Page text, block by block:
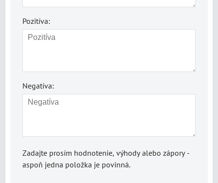
Pozitíva:
Negatíva:
Zadajte prosím hodnotenie, výhody alebo zápory -
aspoň jedna položka je povinná.